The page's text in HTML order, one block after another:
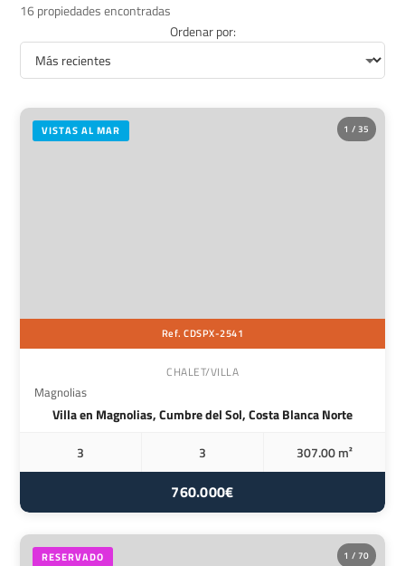
16 propiedades encontradas
Ordenar por:
1 / 35
VISTAS AL MAR
Ref. CDSPX-2541
CHALET/VILLA
Magnolias
Villa en Magnolias, Cumbre del Sol, Costa Blanca Norte
3
3 307.00 m²
760.000€
1 / 70
RESERVADO